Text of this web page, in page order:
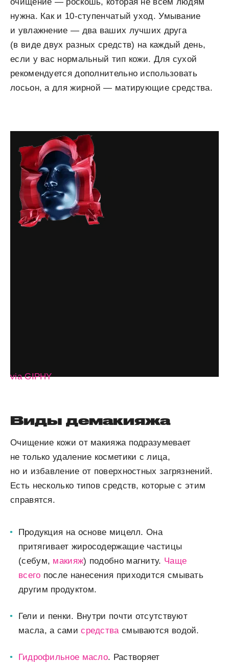
нужна. Как и 10-ступенчатый уход. Умывание
и увлажнение — два ваших лучших друга
(в виде двух разных средств) на каждый день,
если у вас нормальный тип кожи. Для сухой
рекомендуется дополнительно использовать
лосьон, а для жирной — матирующие средства.
via GIPHY
Виды демакияжа
Очищение кожи от макияжа подразумевает
не только удаление косметики с лица,
но и избавление от поверхностных загрязнений.
Есть несколько типов средств, которые с этим
справятся.
Продукция на основе мицелл. Она
притягивает жиросодержащие частицы
(себум, макияж) подобно магниту. Чаще
всего после нанесения приходится смывать
другим продуктом.
Гели и пенки. Внутри почти отсутствуют
масла, а самисредствасмываются водой.
Гидрофильное масло. Растворяет